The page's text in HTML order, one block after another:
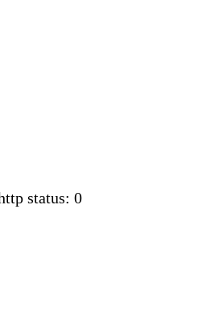
status: 0